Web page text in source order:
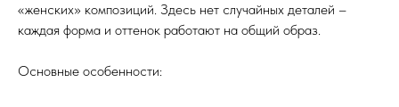
«женских» композиций. Здесь нет случайных деталей –
каждая форма и оттенок работают на общий образ.
Основные особенности: